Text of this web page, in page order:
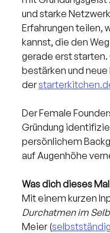
und starke
Erfahrungen teilen,
kannst, die den
gerade erst
bestärken und
der
Der Female
Gründung
persönlichem
auf Augenhöhe
Was dich dieses
Mit einem kurzen
Durchatmen im
Meier (